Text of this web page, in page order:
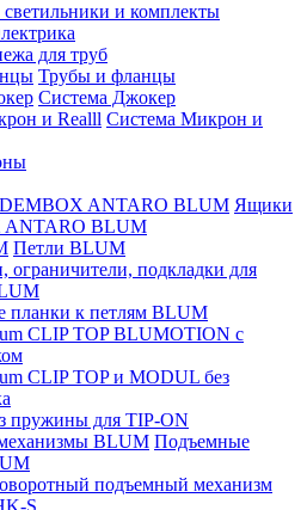
и комплекты
для труб
Трубы и фланцы
Система Джокер
Система Микрон и
Ящики
BLUM
Петли BLUM
ограничители, подкладки для
планки к петлям BLUM
CLIP TOP BLUMOTION с
CLIP TOP и MODUL без
пружины для TIP-ON
Подъемные
подъемный механизм
S